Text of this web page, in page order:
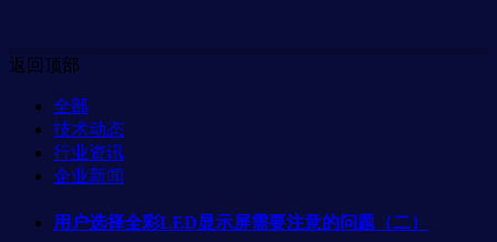
返回顶部
全部
技术动态
行业资讯
企业新闻
用户选择全彩LED显示屏需要注意的问题（二）